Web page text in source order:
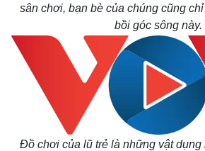
sân chơi, bạn bè của chúng cũng
bồi góc sông này.
Đồ chơi của lũ trẻ là những vật